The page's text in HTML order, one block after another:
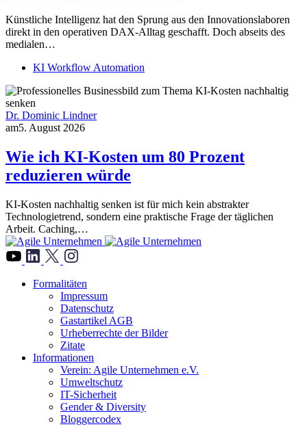
Künstliche Intelligenz hat den Sprung aus den Innovationslaboren
direkt in den operativen DAX-Alltag geschafft. Doch abseits des
medialen…
KI Workflow Automation
Dr. Dominic Lindner
am5. August 2026
Wie ich KI-Kosten um 80 Prozent
reduzieren würde
KI-Kosten nachhaltig senken ist für mich kein abstrakter
Technologietrend, sondern eine praktische Frage der täglichen
Arbeit. Caching,…
Formalitäten
Impressum
Datenschutz
Gastartikel AGB
Urheberrechte der Bilder
Zitate
Informationen
Verein: Agile Unternehmen e.V.
Umweltschutz
IT-Sicherheit
Gender & Diversity
Bloggercodex